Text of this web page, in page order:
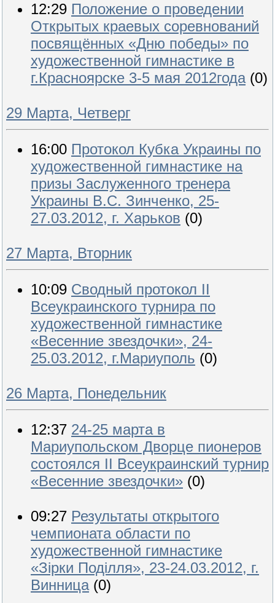
12:29 Положение о проведении
Открытых краевых соревнований
посвящённых «Дню победы» по
художественной гимнастике в
г.Красноярске 3-5 мая 2012года (0)
29 Марта, Четверг
16:00 Протокол Кубка Украины по
художественной гимнастике на
призы Заслуженного тренера
Украины В.С. Зинченко, 25-
27.03.2012, г. Харьков (0)
27 Марта, Вторник
10:09 Сводный протокол II
Всеукраинского турнира по
художественной гимнастике
«Весенние звездочки», 24-
25.03.2012, г.Мариуполь (0)
26 Марта, Понедельник
12:37 24-25 марта в
Мариупольском Дворце пионеров
состоялся II Всеукраинский турнир
«Весенние звездочки» (0)
09:27 Результаты открытого
чемпионата области по
художественной гимнастике
«Зірки Поділля», 23-24.03.2012, г.
Винница (0)